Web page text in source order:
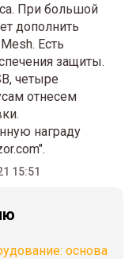
При большой
дополнить
Есть
защиты.
четыре
отнесем
награду
15:51
основа